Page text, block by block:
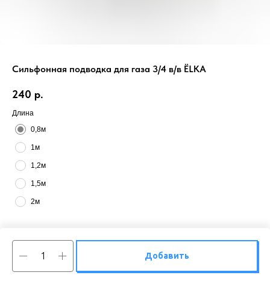
Сильфонная подводка для газа 3/4 в/в ЁLKA
240 р.
Длина
0,8м
1м
1,2м
1,5м
2м
Добавить